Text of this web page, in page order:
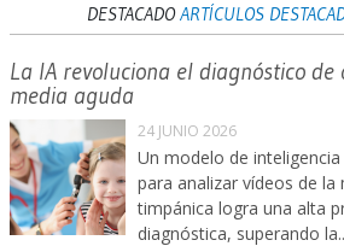
DESTACADOARTÍCULOS
La IA revoluciona el diagnóstico de
media aguda
24 JUNIO 2026
Un modelo de
para analizar vídeos de la
timpánica logra una alta
diagnóstica, superando